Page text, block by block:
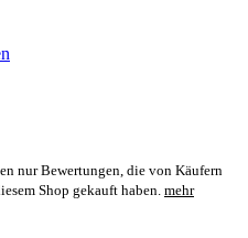
nur Bewertungen, die von Käufern
Shop gekauft haben. mehr